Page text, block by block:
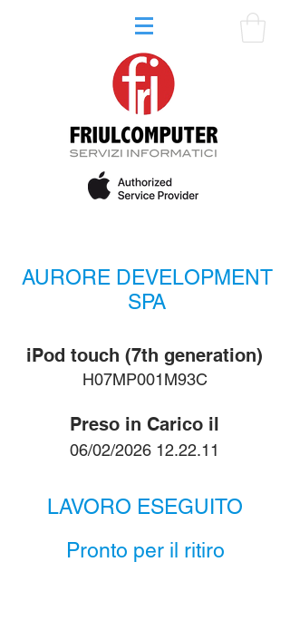
AURORE DEVELOPMENT
SPA
H07MP001M93C
iPod touch (7th generation)
Preso in Carico il
06/02/2026 12.22.11
LAVORO ESEGUITO
Pronto per il ritiro